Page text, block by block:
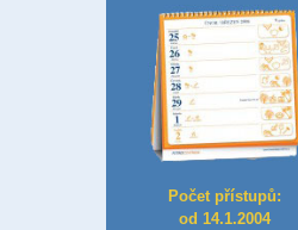
Počet přístupů:
od 14.1.2004